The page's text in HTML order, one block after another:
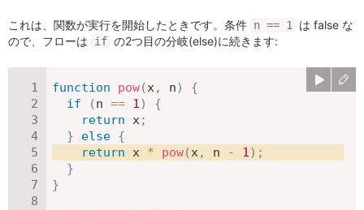
これは、関数が実行を開始したときです。条件 n == 1
は false な
ので、フローは
if の2つ目の分岐(else)に続きます:
function pow(x, n)
{
if
(n == 1)
{
return x;
}
else {
return x * pow(x, n - 1) ;
}
}